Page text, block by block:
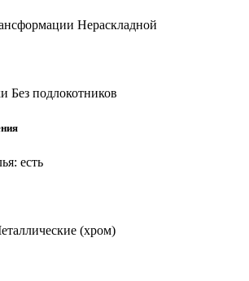
Нераскладной
Без подлокотников
есть
(хром)